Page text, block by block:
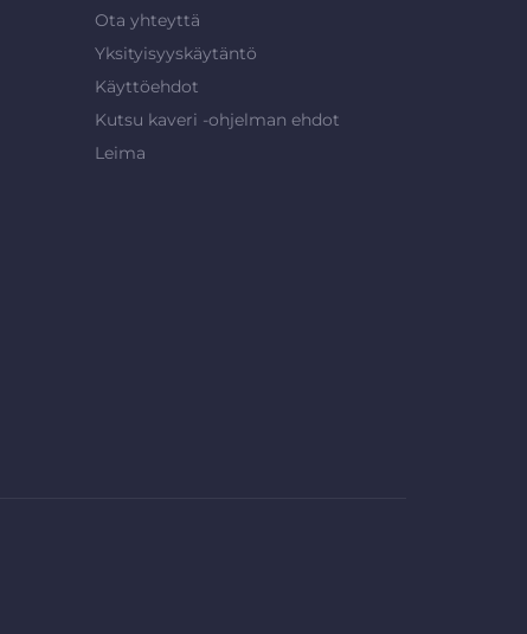
Ota yhteyttä
Yksityisyyskäytäntö
Käyttöehdot
Kutsu kaveri -ohjelman ehdot
Leima